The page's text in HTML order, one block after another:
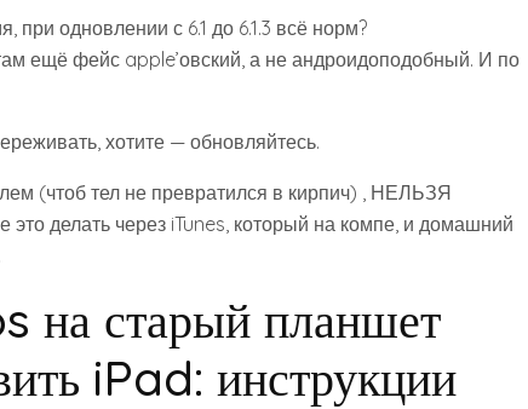
при одновлении с 6.1 до 6.1.3 всё норм?
ещё фейс apple’овский, а не андроидоподобный. И по
хотите — обновляйтесь.
(чтоб тел не превратился в кирпич) , НЕЛЬЗЯ
это делать через iTunes, который на компе, и домашний
на старый планшет
iPad: инструкции